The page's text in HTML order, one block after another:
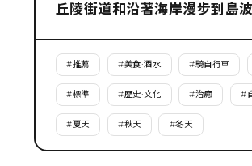
丘陵街道和沿著海岸漫步到島波
#推薦 #美食·酒水 #騎自行車
#標準 #歷史·文化 #治癒 #
#夏天 #秋天 #冬天